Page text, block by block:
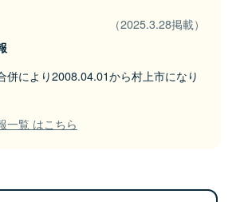
（2025.3.28掲載）
併により2008.04.01から村上市になり
一覧 はこちら